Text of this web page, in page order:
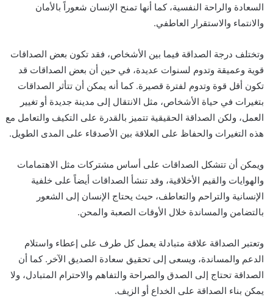
السعادة والراحة النفسية، كما أنها تمنح الإنسان شعوراً بالأمان
والانتماء والاستقرار العاطفي.
وتختلف درجة الصداقة فيما بين الأشخاص، فقد تكون بعض الصداقات
قوية وعميقة وتدوم لسنوات عديدة، في حين أن بعض الصداقات قد
تكون أقل قوة وتدوم لفترة قصيرة. كما أنه يمكن أن تتأثر الصداقات
بتغيرات في حياة الأشخاص، مثل الانتقال إلى مدينة جديدة أو تغيير
العمل، ولكن الصداقة الحقيقية تتميز بالقدرة على التكيف والتعامل مع
هذه التغيرات والحفاظ على العلاقة بين الأصدقاء على المدى الطويل.
ويمكن أن تتشكل الصداقات على أساس مشتركات مثل الاهتمامات
والهوايات والقيم الأخلاقية، وقد تنشأ الصداقات أيضاً على خلفية
الإنسانية والتراحم والتعاطف، حيث يحتاج الإنسان إلى الشعور
بالتضامن والمساندة خلال الأوقات الصعبة والمحن.
وتعتبر الصداقة علاقة متبادلة يعمل كل طرف على إعطاء واستلام
الدعم والمساندة، ويسعى إلى تحقيق سعادة الصديق الآخر. كما أن
الصداقة تحتاج إلى الصدق والصراحة والتفاهم والاحترام المتبادل، ولا
يمكن بناء الصداقة على الخداع أو الزيف.